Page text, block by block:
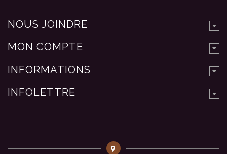
NOUS JOINDRE
MON COMPTE
INFORMATIONS
INFOLETTRE